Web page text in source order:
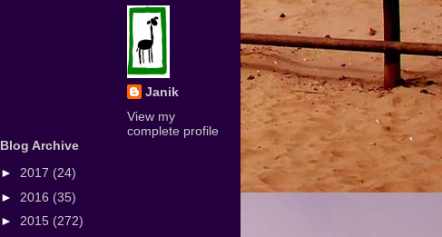
Janik
View my
complete profile
Blog Archive
► 2017 (24)
► 2016 (35)
► 2015 (272)